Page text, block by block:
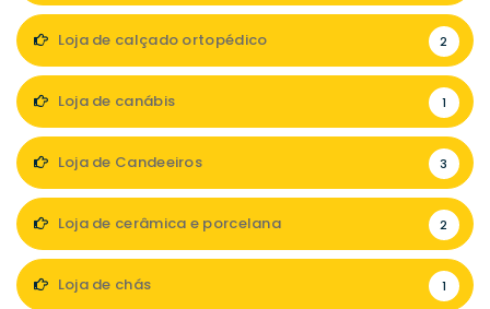
Loja de calçado ortopédico 2
Loja de canábis 1
Loja de Candeeiros 3
Loja de cerâmica e porcelana 2
Loja de chás 1